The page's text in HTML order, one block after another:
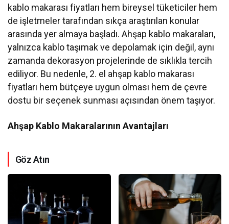
kablo makarası fiyatları hem bireysel tüketiciler hem
de işletmeler tarafından sıkça araştırılan konular
arasında yer almaya başladı. Ahşap kablo makaraları,
yalnızca kablo taşımak ve depolamak için değil, aynı
zamanda dekorasyon projelerinde de sıklıkla tercih
ediliyor. Bu nedenle, 2. el ahşap kablo makarası
fiyatları hem bütçeye uygun olması hem de çevre
dostu bir seçenek sunması açısından önem taşıyor.
Ahşap Kablo Makaralarının Avantajları
Göz Atın